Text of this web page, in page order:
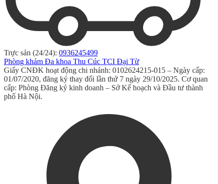
Trực sản (24/24): 0936245499
Phòng khám Đa khoa Thu Cúc TCI Đại Từ
Giấy CNĐK hoạt động chi nhánh: 0102624215-015 – Ngày cấp:
01/07/2020, đăng ký thay đổi lần thứ 7 ngày 29/10/2025. Cơ quan
cấp: Phòng Đăng ký kinh doanh – Sở Kế hoạch và Đầu tư thành
phố Hà Nội.